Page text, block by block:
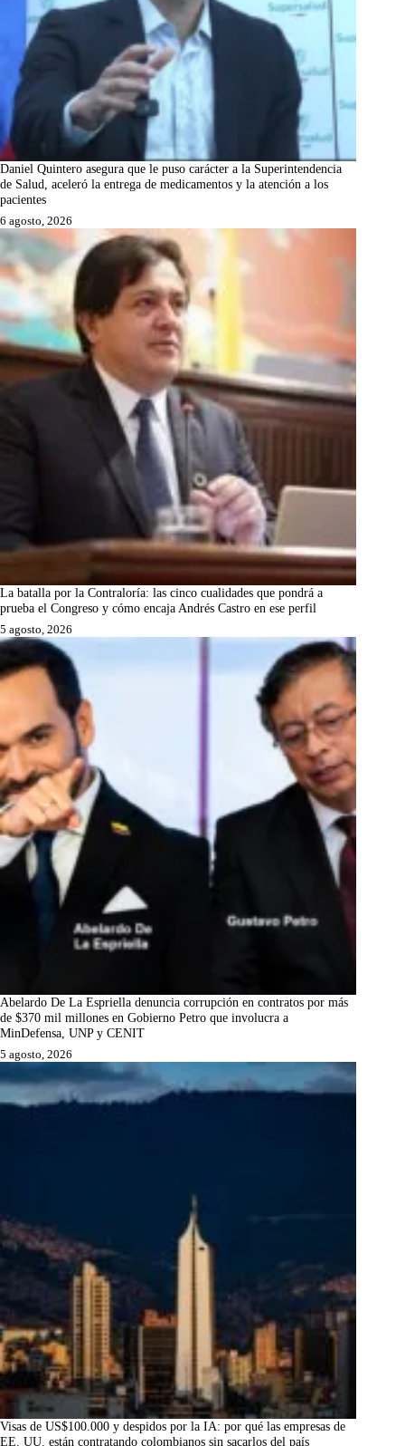
Daniel Quintero asegura que le puso carácter a la Superintendencia
de Salud, aceleró la entrega de medicamentos y la atención a los
pacientes
6 agosto, 2026
La batalla por la Contraloría: las cinco cualidades que pondrá a
prueba el Congreso y cómo encaja Andrés Castro en ese perfil
5 agosto, 2026
Abelardo De La Espriella denuncia corrupción en contratos por más
de $370 mil millones en Gobierno Petro que involucra a
MinDefensa, UNP y CENIT
5 agosto, 2026
Visas de US$100.000 y despidos por la IA: por qué las empresas de
EE. UU. están contratando colombianos sin sacarlos del país